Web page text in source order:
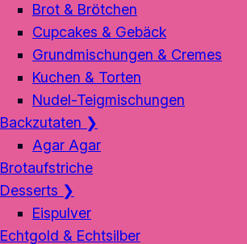
Brot & Brötchen
Cupcakes & Gebäck
Grundmischungen & Cremes
Kuchen & Torten
Nudel-Teigmischungen
Backzutaten ❯
Agar Agar
Brotaufstriche
Desserts ❯
Eispulver
Echtgold & Echtsilber